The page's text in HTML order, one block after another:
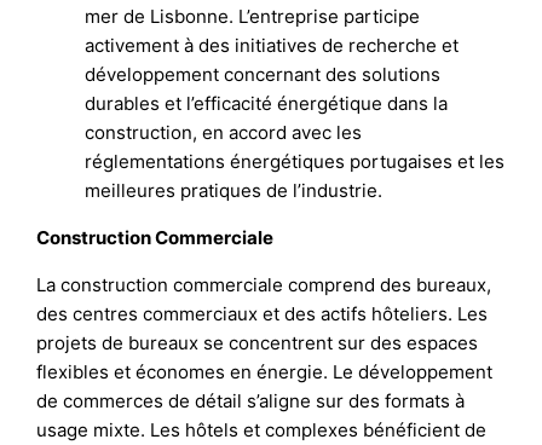
mer de Lisbonne. L’entreprise participe
activement à des initiatives de recherche et
développement concernant des solutions
durables et l’efficacité énergétique dans la
construction, en accord avec les
réglementations énergétiques portugaises et les
meilleures pratiques de l’industrie.
Construction Commerciale
La construction commerciale comprend des bureaux,
des centres commerciaux et des actifs hôteliers. Les
projets de bureaux se concentrent sur des espaces
flexibles et économes en énergie. Le développement
de commerces de détail s’aligne sur des formats à
usage mixte. Les hôtels et complexes bénéficient de